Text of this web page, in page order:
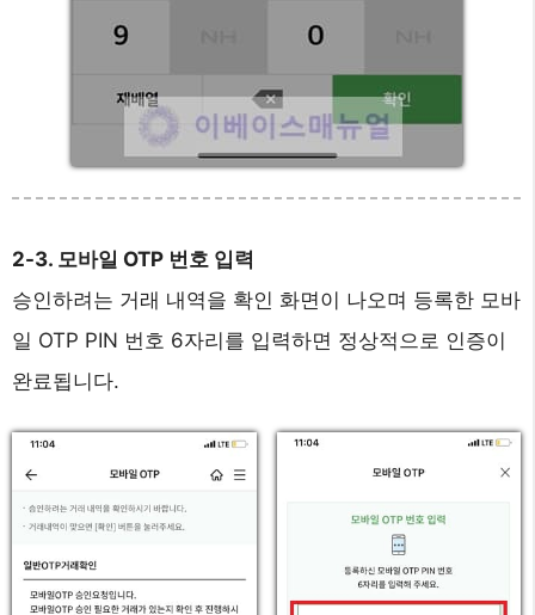
2-3. 모바일 OTP 번호 입력
승인하려는 거래 내역을 확인 화면이 나오며 등록한 모바
일 OTP PIN 번호 6자리를 입력하면 정상적으로 인증이
완료됩니다.